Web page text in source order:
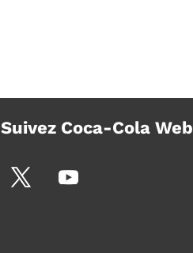
Suivez Coca-Cola Web